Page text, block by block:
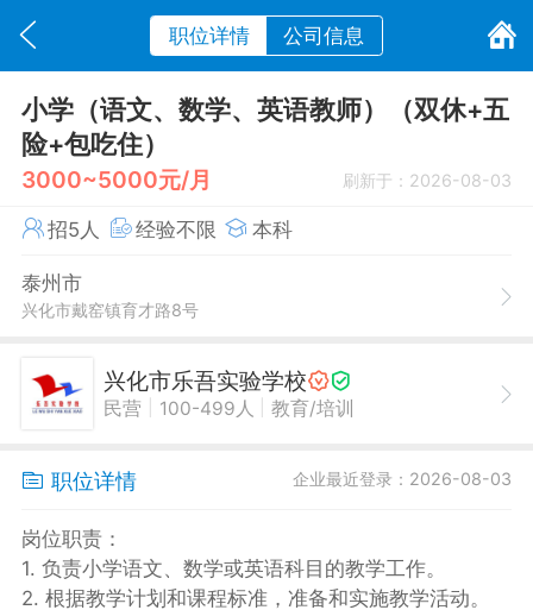
职位详情 公司信息
小学（语文、数学、英语教师）（双休+五
险+包吃住）
3000~5000元/月 刷新于：2026-08-03
招5人 经验不限 本科
泰州市
兴化市戴窑镇育才路8号
兴化市乐吾实验学校
民营 100-499人 教育/培训
职位详情 企业最近登录：2026-08-03
岗位职责：
1. 负责小学语文、数学或英语科目的教学工作。
2. 根据教学计划和课程标准，准备和实施教学活动。